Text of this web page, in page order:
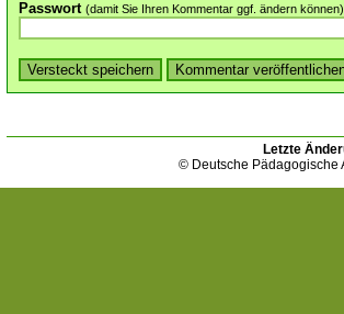
Passwort (damit Sie Ihren Kommentar ggf. ändern können)
Letzte
© Deutsche Pädagogische